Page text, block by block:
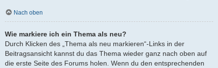
Nach oben
Wie markiere ich ein Thema als neu?
Durch Klicken des „Thema als neu markieren“-Links in der
Beitragsansicht kannst du das Thema wieder ganz nach oben auf
die erste Seite des Forums holen. Wenn du den entsprechenden